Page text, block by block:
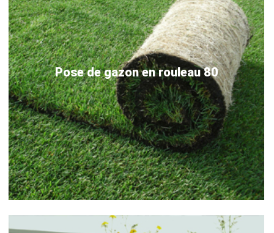
Pose de gazon en rouleau 80